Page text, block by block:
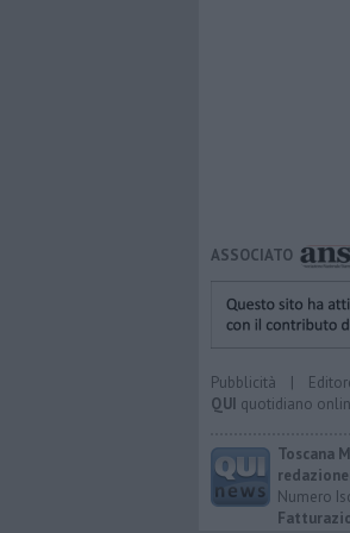
ASSOCIATO
Pubblicità |
QUI quotidiano
Toscana
Numero